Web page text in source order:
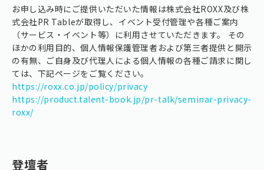
お申し込み時にご提供いただいた情報は株式会社ROXX及び株
式会社PR Tableが取得し、イベント受付管理や各種ご案内
（サービス・イベント等）に利用させていただきます。 その
ほかの利用目的、個人情報保護管理者および第三者提供と開示
の有無、ご自身及び代理人による個人情報の各種ご請求に関し
ては、下記ページをご覧ください。
https://roxx.co.jp/policy/privacy
https://product.talent-book.jp/pr-talk/seminar-privacy-
roxx/
登壇者